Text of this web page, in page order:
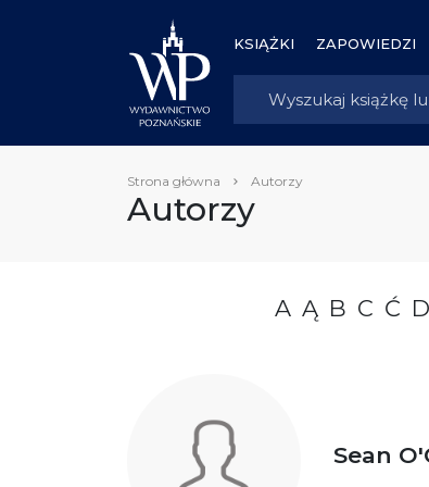
KSIĄŻKI ZAPOWIEDZI
Strona główna Autorzy
Autorzy
A Ą B C Ć D
Sean